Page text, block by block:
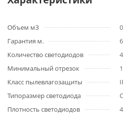
Объем м3
Гарантия м.
Количество светодиодов
Минимальный отрезок
Класс пылевлагозащиты
Типоразмер светодиода
Плотность светодиодов